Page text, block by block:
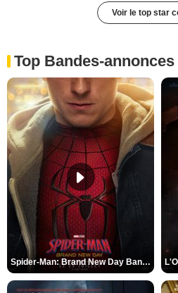
Voir le top star
Top Bandes-annonces
Spider-Man: Brand New Day Bande-annonce VO STFR